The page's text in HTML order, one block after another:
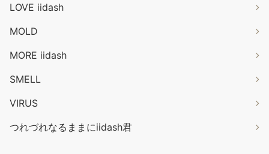
LOVE iidash
MOLD
MORE iidash
SMELL
VIRUS
つれづれなるままにiidash君